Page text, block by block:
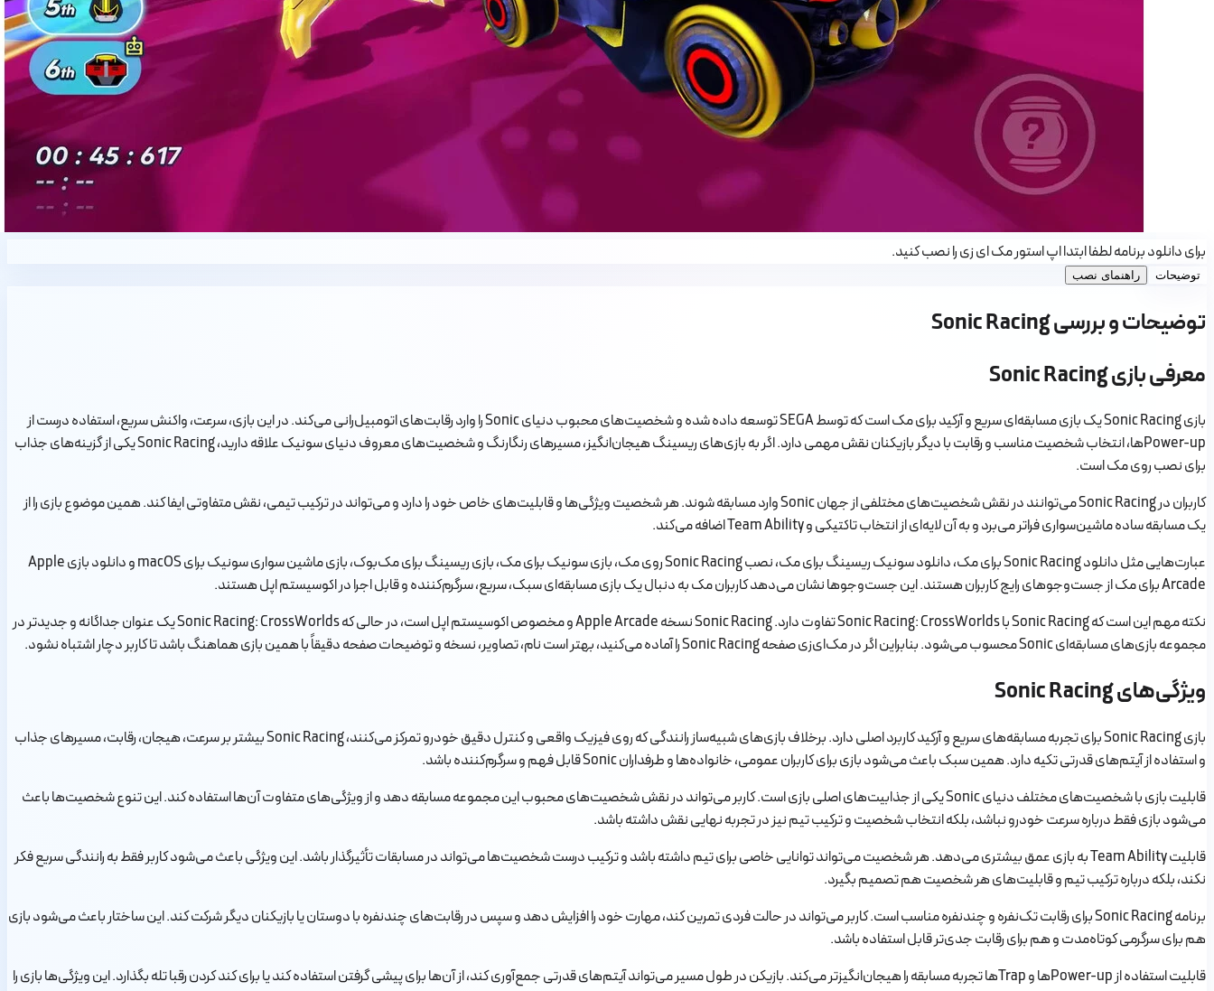
برای دانلود برنامه لطفا ابتدا اپ استور مک ای زی را نصب کنید.
توضیحات راهنمای نصب
توضیحات و بررسی Sonic Racing
معرفی بازی Sonic Racing
بازی Sonic Racing یک بازی مسابقه‌ای سریع و آرکید برای مک است که توسط SEGA توسعه داده شده و شخصیت‌های محبوب دنیای Sonic را وارد رقابت‌های اتومبیل‌رانی می‌کند. در این بازی، سرعت، واکنش سریع، استفاده درست از
Power-upها، انتخاب شخصیت مناسب و رقابت با دیگر بازیکنان نقش مهمی دارد. اگر به بازی‌های ریسینگ هیجان‌انگیز، مسیرهای رنگارنگ و شخصیت‌های معروف دنیای سونیک علاقه دارید، Sonic Racing یکی از گزینه‌های جذاب
برای نصب روی مک است.
کاربران در Sonic Racing می‌توانند در نقش شخصیت‌های مختلفی از جهان Sonic وارد مسابقه شوند. هر شخصیت ویژگی‌ها و قابلیت‌های خاص خود را دارد و می‌تواند در ترکیب تیمی، نقش متفاوتی ایفا کند. همین موضوع بازی را از
یک مسابقه ساده ماشین‌سواری فراتر می‌برد و به آن لایه‌ای از انتخاب تاکتیکی و Team Ability اضافه می‌کند.
عبارت‌هایی مثل دانلود Sonic Racing برای مک، دانلود سونیک ریسینگ برای مک، نصب Sonic Racing روی مک، بازی سونیک برای مک، بازی ریسینگ برای مک‌بوک، بازی ماشین سواری سونیک برای macOS و دانلود بازی Apple
Arcade برای مک از جست‌وجوهای رایج کاربران هستند. این جست‌وجوها نشان می‌دهد کاربران مک به دنبال یک بازی مسابقه‌ای سبک، سریع، سرگرم‌کننده و قابل اجرا در اکوسیستم اپل هستند.
نکته مهم این است که Sonic Racing با Sonic Racing: CrossWorlds تفاوت دارد. Sonic Racing نسخه Apple Arcade و مخصوص اکوسیستم اپل است، در حالی که Sonic Racing: CrossWorlds یک عنوان جداگانه و جدیدتر در
مجموعه بازی‌های مسابقه‌ای Sonic محسوب می‌شود. بنابراین اگر در مک‌ای‌زی صفحه Sonic Racing را آماده می‌کنید، بهتر است نام، تصاویر، نسخه و توضیحات صفحه دقیقاً با همین بازی هماهنگ باشد تا کاربر دچار اشتباه نشود.
ویژگی‌های Sonic Racing
بازی Sonic Racing برای تجربه مسابقه‌های سریع و آرکید کاربرد اصلی دارد. برخلاف بازی‌های شبیه‌ساز رانندگی که روی فیزیک واقعی و کنترل دقیق خودرو تمرکز می‌کنند، Sonic Racing بیشتر بر سرعت، هیجان، رقابت، مسیرهای جذاب
و استفاده از آیتم‌های قدرتی تکیه دارد. همین سبک باعث می‌شود بازی برای کاربران عمومی، خانواده‌ها و طرفداران Sonic قابل فهم و سرگرم‌کننده باشد.
قابلیت بازی با شخصیت‌های مختلف دنیای Sonic یکی از جذابیت‌های اصلی بازی است. کاربر می‌تواند در نقش شخصیت‌های محبوب این مجموعه مسابقه دهد و از ویژگی‌های متفاوت آن‌ها استفاده کند. این تنوع شخصیت‌ها باعث
می‌شود بازی فقط درباره سرعت خودرو نباشد، بلکه انتخاب شخصیت و ترکیب تیم نیز در تجربه نهایی نقش داشته باشد.
قابلیت Team Ability به بازی عمق بیشتری می‌دهد. هر شخصیت می‌تواند توانایی خاصی برای تیم داشته باشد و ترکیب درست شخصیت‌ها می‌تواند در مسابقات تأثیرگذار باشد. این ویژگی باعث می‌شود کاربر فقط به رانندگی سریع فکر
نکند، بلکه درباره ترکیب تیم و قابلیت‌های هر شخصیت هم تصمیم بگیرد.
برنامه Sonic Racing برای رقابت تک‌نفره و چندنفره مناسب است. کاربر می‌تواند در حالت فردی تمرین کند، مهارت خود را افزایش دهد و سپس در رقابت‌های چندنفره با دوستان یا بازیکنان دیگر شرکت کند. این ساختار باعث می‌شود بازی
هم برای سرگرمی کوتاه‌مدت و هم برای رقابت جدی‌تر قابل استفاده باشد.
قابلیت استفاده از Power-upها و Trapها تجربه مسابقه را هیجان‌انگیزتر می‌کند. بازیکن در طول مسیر می‌تواند آیتم‌های قدرتی جمع‌آوری کند، از آن‌ها برای پیشی گرفتن استفاده کند یا برای کند کردن رقبا تله بگذارد. این ویژگی‌ها بازی را